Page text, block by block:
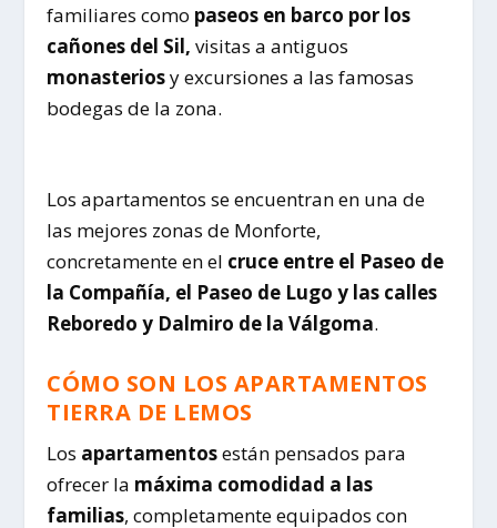
familiares como paseos en barco por los
cañones del Sil, visitas a antiguos
monasteriosy excursiones a las famosas
bodegas de la zona.
Los apartamentos se encuentran en una de
las mejores zonas de Monforte,
concretamente en el cruce entre el Paseo de
la Compañía, el Paseo de Lugo y las calles
Reboredo y Dalmiro de la Válgoma.
CÓMO SON LOS APARTAMENTOS
TIERRA DE LEMOS
Los apartamentosestán pensados para
ofrecer la máxima comodidad a las
familias, completamente equipados con